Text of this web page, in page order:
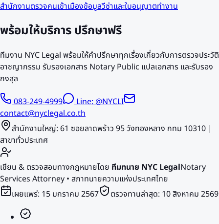
สำนักงานตรวจคนเข้าเมืองข้อมูลวีซ่าและใบอนุญาตทำงาน
พร้อมให้บริการปรึกษาฟรี
ทีมงาน NYC Legal พร้อมให้คำปรึกษาทุกเรื่องเกี่ยวกับการตรวจประวัติ
อาชญากรรม รับรองเอกสาร Notary Public แปลเอกสาร และรับรอง
กงสุล
083-249-4999
Line: @NYCLI
contact@nyclegal.co.th
สำนักงานใหญ่: 61 ซอยลาดพร้าว 95 วังทองหลาง กทม 10310 |
สาขาทั่วประเทศ
เขียน & ตรวจสอบทางกฎหมายโดย ทีมทนาย NYC LegalNotary
Services Attorney • สภาทนายความแห่งประเทศไทย
เผยแพร่: 15 มกราคม 2567 ตรวจทานล่าสุด: 10 สิงหาคม 2569